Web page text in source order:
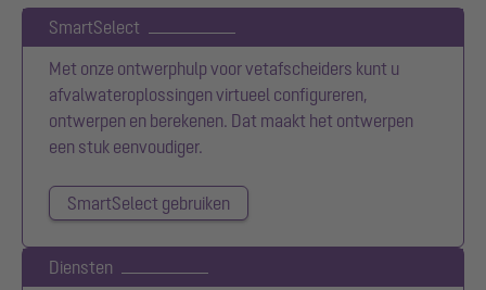
SmartSelect
Met onze ontwerphulp voor vetafscheiders kunt u
afvalwateroplossingen virtueel configureren,
ontwerpen en berekenen. Dat maakt het ontwerpen
een stuk eenvoudiger.
SmartSelect gebruiken
Diensten